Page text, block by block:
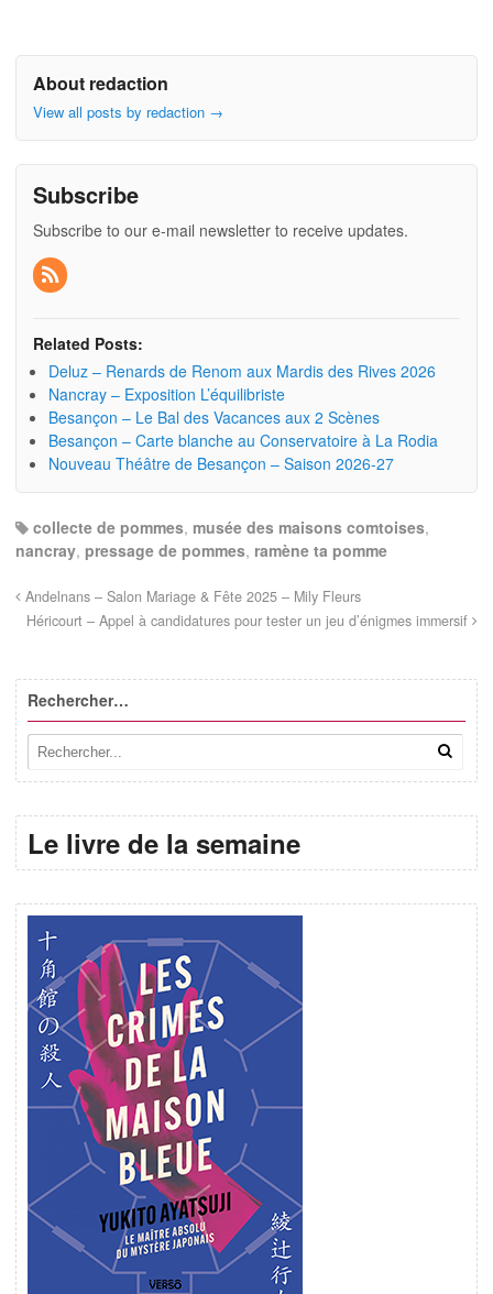
About redaction
View all posts by redaction →
Subscribe
Subscribe to our e-mail newsletter to receive updates.
Related Posts:
Deluz – Renards de Renom aux Mardis des Rives 2026
Nancray – Exposition L’équilibriste
Besançon – Le Bal des Vacances aux 2 Scènes
Besançon – Carte blanche au Conservatoire à La Rodia
Nouveau Théâtre de Besançon – Saison 2026-27
collecte de pommes, musée des maisons comtoises,
nancray, pressage de pommes, ramène ta pomme
Andelnans – Salon Mariage & Fête 2025 – Mily Fleurs
Héricourt – Appel à candidatures pour tester un jeu d’énigmes immersif
Rechercher…
Le livre de la semaine